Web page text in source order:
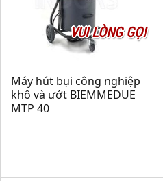
VUI LÒNG GỌI
Máy hút bụi công nghiệp
khô và ướt BIEMMEDUE
MTP 40